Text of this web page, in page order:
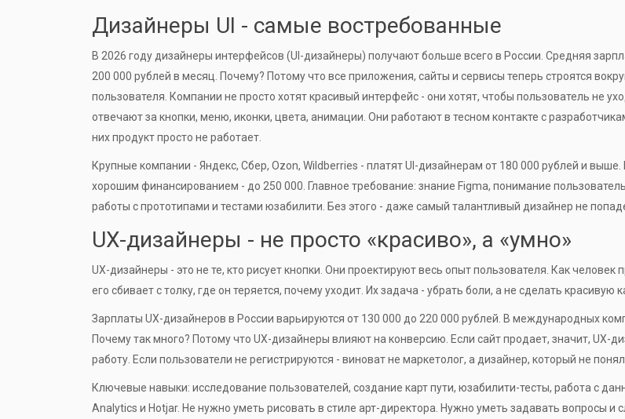
Дизайнеры UI - самые востребованные
В 2026 году дизайнеры интерфейсов (UI-дизайнеры) получают больше всего в России. Средняя
200 000 рублей в месяц. Почему? Потому что все приложения, сайты и сервисы теперь строятся
пользователя. Компании не просто хотят красивый интерфейс - они хотят, чтобы пользователь не
отвечают за кнопки, меню, иконки, цвета, анимации. Они работают в тесном контакте с
них продукт просто не работает.
Крупные компании - Яндекс, Сбер, Ozon, Wildberries - платят UI-дизайнерам от 180 000 рублей и выше.
хорошим финансированием - до 250 000. Главное требование: знание Figma, понимание
работы с прототипами и тестами юзабилити. Без этого - даже самый талантливый дизайнер не
UX-дизайнеры - не просто «красиво», а «умно»
UX-дизайнеры - это не те, кто рисует кнопки. Они проектируют весь опыт пользователя. Как человек
его сбивает с толку, где он теряется, почему уходит. Их задача - убрать боли, а не сделать красивую
Зарплаты UX-дизайнеров в России варьируются от 130 000 до 220 000 рублей. В международных
Почему так много? Потому что UX-дизайнеры влияют на конверсию. Если сайт продает, значит, UX-
работу. Если пользователи не регистрируются - виноват не маркетолог, а дизайнер, который не
Ключевые навыки: исследование пользователей, создание карт пути, юзабилити-тесты, работа с
Analytics и Hotjar. Не нужно уметь рисовать в стиле арт-директора. Нужно уметь задавать вопросы и